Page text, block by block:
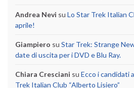
Andrea Nevi su Lo Star Trek Italian
aprile!
Giampiero su Star Trek: Strange
date di uscita per i DVD e Blu Ray.
Chiara Cresciani su Ecco i candidati
Trek Italian Club “Alberto Lisiero”